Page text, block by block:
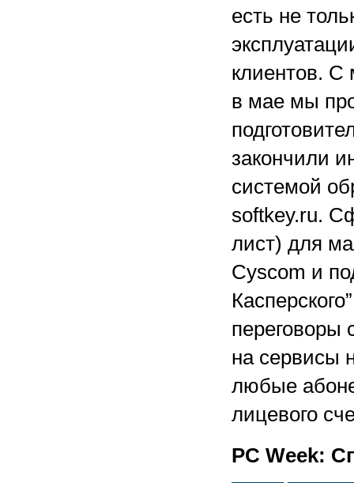
есть не
клиентов. С
в мае мы
закончили
системой
softkey.ru.
лист) для
Cyscom и
переговоры
на сервисы
любые
лицевого
PC Week: